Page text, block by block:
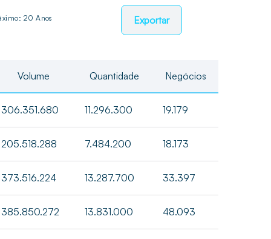
20 Anos Exportar
Volume Quantidade Negócios
306.351.680 11.296.300 19.179
205.518.288 7.484.200 18.173
373.516.224 13.287.700 33.397
385.850.272 13.831.000 48.093